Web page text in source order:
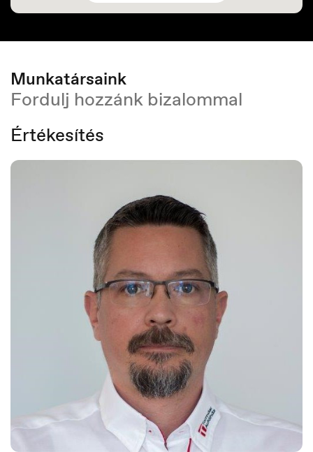
Deutschland
Munkatársaink
Fordulj hozzánk bizalommal
Értékesítés